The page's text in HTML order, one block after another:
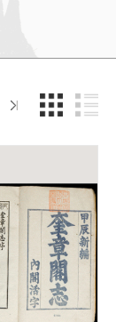
연구교류 사업
구비 지원 사업
로십 프로그램